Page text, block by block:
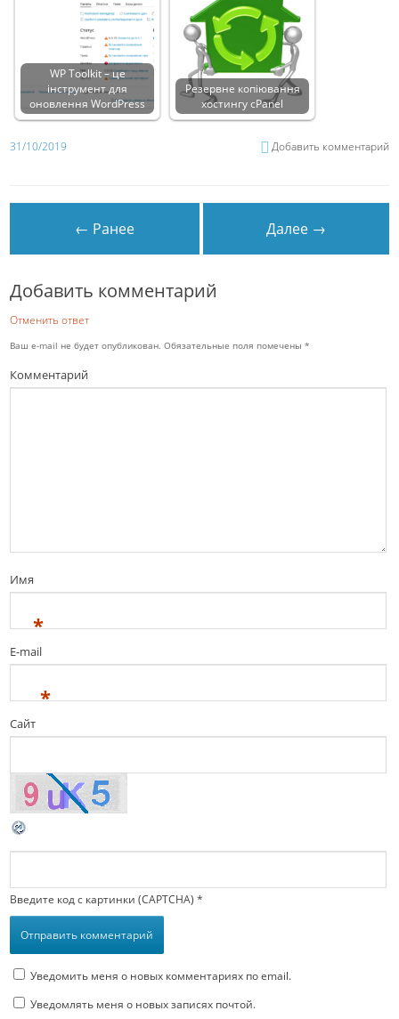
WP Toolkit – це
інструмент для
оновлення WordPress
Резервне копіювання
хостингу cPanel
31/10/2019 Добавить комментарий
← Ранее Далее →
Добавить комментарий
Отменить ответ
Ваш e-mail не будет опубликован. Обязательные поля помечены*
Комментарий
Имя
*
E-mail
*
Сайт
Введите код с картинки (CAPTCHA) *
Уведомить меня о новых комментариях по email.
Уведомлять меня о новых записях почтой.